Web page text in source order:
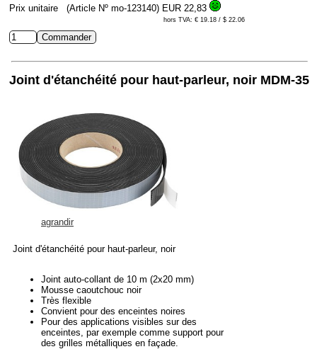
Prix unitaire (Article Nº mo-123140) EUR 22,83
hors TVA: € 19.18 / $ 22.06
Joint d'étanchéité pour haut-parleur, noir MDM-35
agrandir
Joint d'étanchéité pour haut-parleur, noir
Joint auto-collant de 10 m (2x20 mm)
Mousse caoutchouc noir
Très flexible
Convient pour des enceintes noires
Pour des applications visibles sur des
enceintes, par exemple comme support pour
des grilles métalliques en façade.